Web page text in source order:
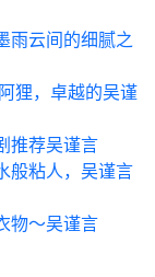
雨云间的细腻之
狸，卓越的吴谨
推荐吴谨言
般粘人，吴谨言
物～吴谨言